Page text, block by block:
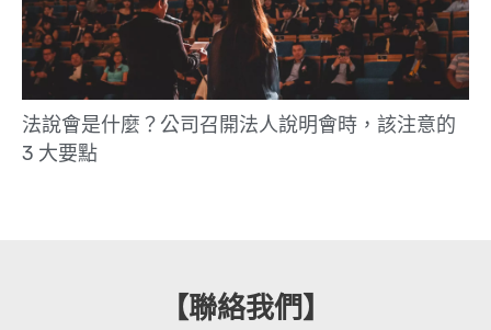
法說會是什麼？公司召開法人說明會時，該注意的
3 大要點
【聯絡我們】